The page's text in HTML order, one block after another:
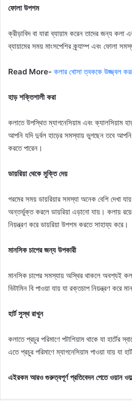
ফোলা উপশম
ক্রীড়াবিদ বা যারা ব্যায়াম করেন তাদের জন্য
ব্যায়ামের সময় মাংসপেশির ক্র্যাম্প এবং ফোলা
Read More- কলার খোসা ত্বককে উজ্জ্বল
হাড় শক্তিশালী করা
কলাতে উপস্থিত ম্যাগনেসিয়াম এবং ক্যালসিয়াম
আপনি যদি দুর্বল হাড়ের সমস্যায় ভুগছেন তবে
করতে পারেন।
ডায়রিয়া থেকে মুক্তি দেয়
গরমের সময় ডায়রিয়ার সমস্যা অনেক বেশি দেখা
অন্তর্ভুক্ত করলে ডায়রিয়া এড়ানো যায়। কলায়
নিয়ন্ত্রণ করে ডায়রিয়া উপশম করতে সাহায্য করে।
মানসিক চাপের জন্য উপকারী
মানসিক চাপের সমস্যায় অস্থির থাকলে অবশ্যই
ভিটামিন বি পাওয়া যায় যা রক্তচাপ নিয়ন্ত্রণ করে
হার্ট সুস্থ রাখুন
কলাতে প্রচুর পরিমাণে পটাশিয়াম থাকে যা হার্টের
এতে প্রচুর পরিমাণে ম্যাগনেসিয়াম পাওয়া যায় যা
এইরকম আরও গুরুত্বপূর্ণ প্রতিবেদন পেতে ওয়ান